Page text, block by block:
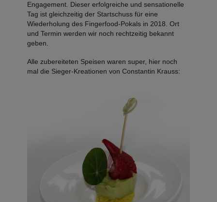
Engagement. Dieser erfolgreiche und sensationelle
Tag ist gleichzeitig der Startschuss für eine
Wiederholung des Fingerfood-Pokals in 2018. Ort
und Termin werden wir noch rechtzeitig bekannt
geben.
Alle zubereiteten Speisen waren super, hier noch
mal die Sieger-Kreationen von Constantin Krauss: